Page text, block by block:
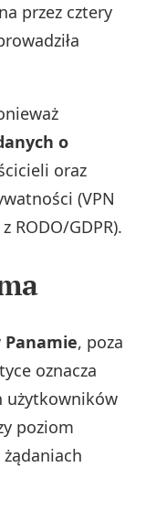
przez cztery
o
oraz
(VPN
RODO/GDPR).
Panamie, poza
oznacza
użytkowników
poziom